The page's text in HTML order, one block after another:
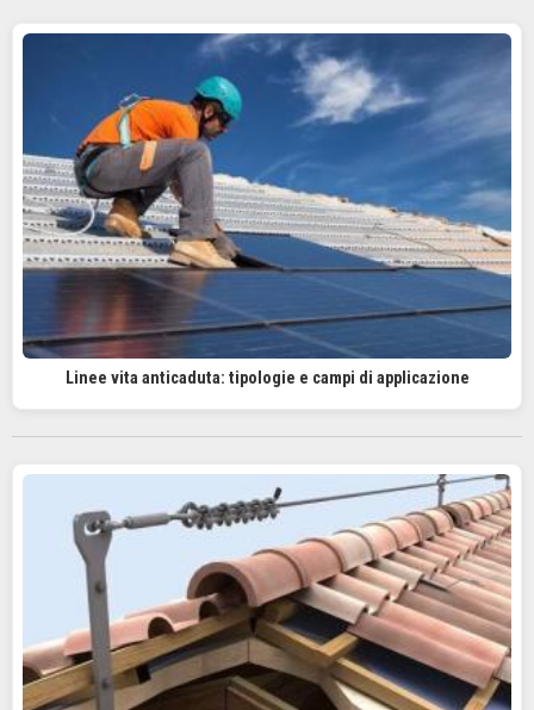
Linee vita anticaduta: tipologie e campi di applicazione